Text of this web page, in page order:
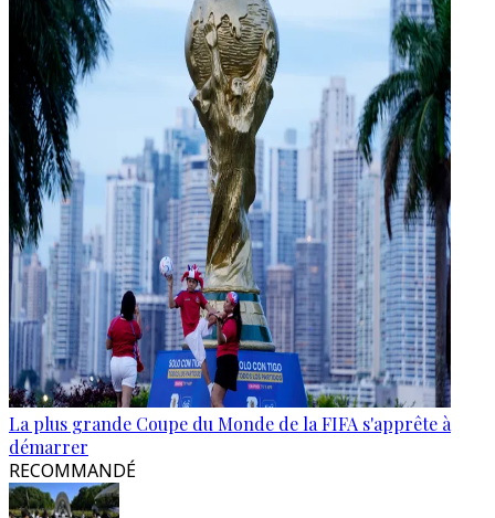
La plus grande Coupe du Monde de la FIFA s'apprête à
démarrer
RECOMMANDÉ